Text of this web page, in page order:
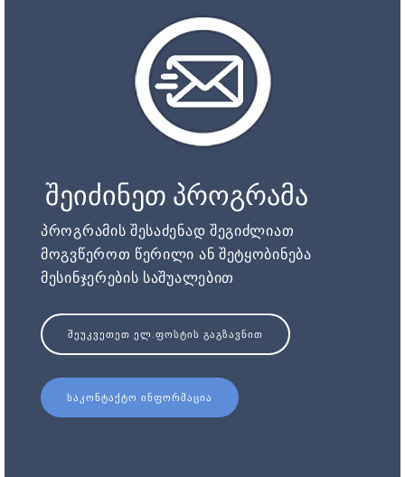
შეიძინეთ პროგრამა
პროგრამის შესაძენად შეგიძლიათ
მოგვწეროთ წერილი ან შეტყობინება
მესინჯერების საშუალებით
ᲨᲔᲣᲙᲕᲔᲗᲔᲗ ᲔᲚ.ᲤᲝᲡᲢᲘᲡ ᲒᲐᲒᲖᲐᲕᲜᲘᲗ
ᲡᲐᲙᲝᲜᲢᲐᲥᲢᲝ ᲘᲜᲤᲝᲠᲛᲐᲪᲘᲐ